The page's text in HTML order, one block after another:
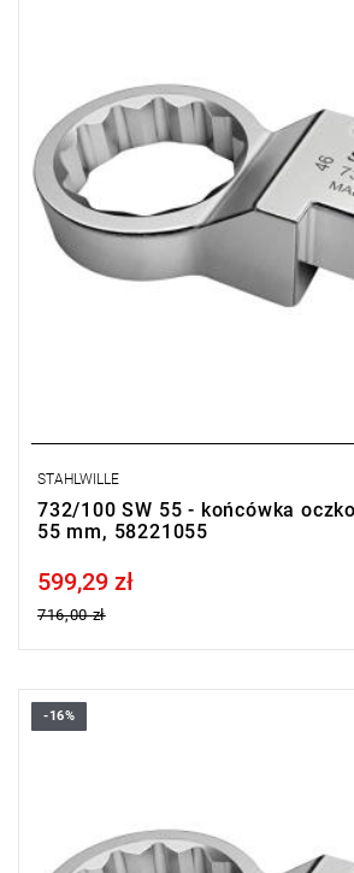
STAHLWILLE
732/100 SW 55 - końcówka
55 mm, 58221055
Price tax included
599,29 zł
716,00 zł
-16%